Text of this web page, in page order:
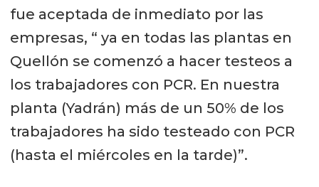
fue aceptada de inmediato por las
empresas, “ ya en todas las plantas en
Quellón se comenzó a hacer testeos a
los trabajadores con PCR. En nuestra
planta (Yadrán) más de un 50% de los
trabajadores ha sido testeado con PCR
(hasta el miércoles en la tarde)”.